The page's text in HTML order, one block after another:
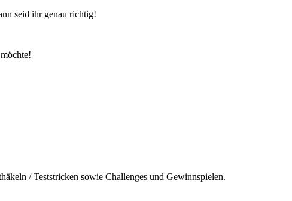
seid ihr genau richtig!
/ Teststricken sowie Challenges und Gewinnspielen.